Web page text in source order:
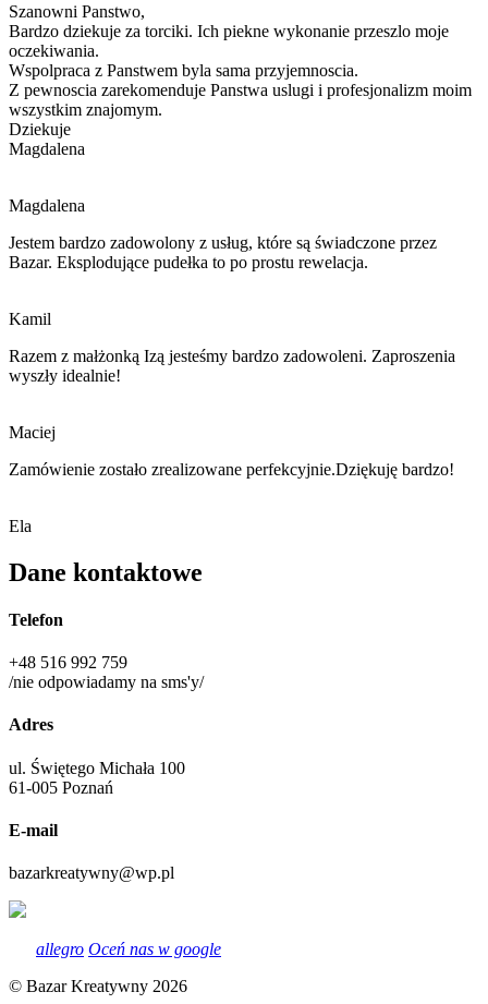
Szanowni Panstwo,
Bardzo dziekuje za torciki. Ich piekne wykonanie przeszlo moje
oczekiwania.
Wspolpraca z Panstwem byla sama przyjemnoscia.
Z pewnoscia zarekomenduje Panstwa uslugi i profesjonalizm moim
wszystkim znajomym.
Dziekuje
Magdalena
Magdalena
Jestem bardzo zadowolony z usług, które są świadczone przez
Bazar. Eksplodujące pudełka to po prostu rewelacja.
Kamil
Razem z małżonką Izą jesteśmy bardzo zadowoleni. Zaproszenia
wyszły idealnie!
Maciej
Zamówienie zostało zrealizowane perfekcyjnie.Dziękuję bardzo!
Ela
Dane kontaktowe
Telefon
+48 516 992 759
/nie odpowiadamy na sms'y/
Adres
ul. Świętego Michała 100
61-005 Poznań
E-mail
bazarkreatywny@wp.pl
allegro Oceń nas w google
© Bazar Kreatywny 2026